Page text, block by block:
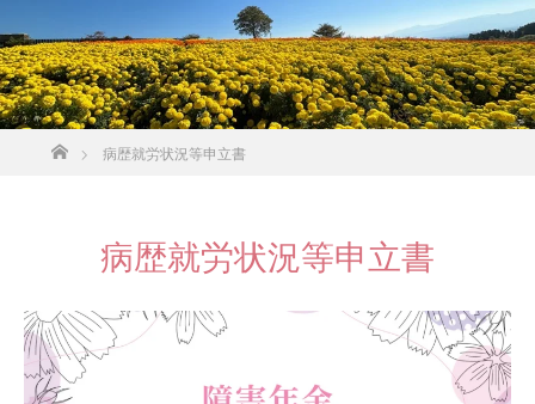
ホーム
病歴就労状況等申立書
病歴就労状況等申立書